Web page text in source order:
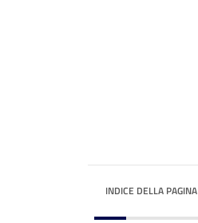
INDICE DELLA PAGINA